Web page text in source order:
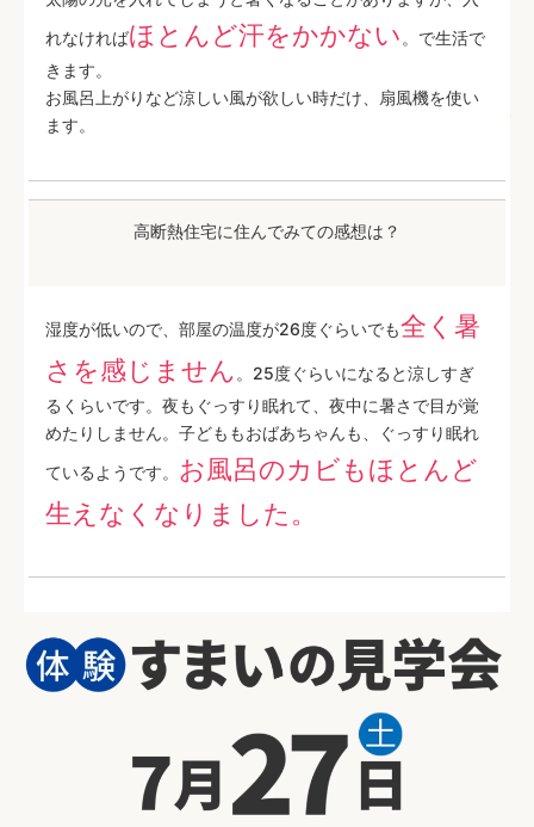
れなければほとんど汗をかかない 。で生活で
きます。
お風呂上がりなど涼しい風が欲しい時だけ、扇風機を使い
ます。
高断熱住宅に住んでみての感想は？
湿度が低いので、部屋の温度が26度ぐらいでも全く暑
さを感じません 。25度ぐらいになると涼しすぎ
るくらいです。夜もぐっすり眠れて、夜中に暑さで目が覚
めたりしません。子どももおばあちゃんも、ぐっすり眠れ
ているようです。 お風呂のカビもほとんど
生えなくなりました。